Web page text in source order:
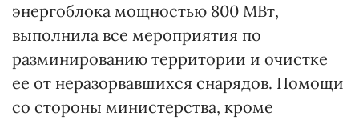
энергоблока мощностью 800 МВт,
выполнила все мероприятия по
разминированию территории и очистке
ее от неразорвавшихся снарядов. Помощи
со стороны министерства, кроме